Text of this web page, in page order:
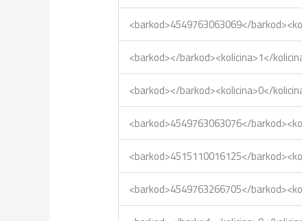
<barkod>4549763063069</
<barkod></barkod><kolicina>1</
<barkod></barkod><kolicina>0</
<barkod>4549763063076</
<barkod>4515110016125</
<barkod>4549763266705</